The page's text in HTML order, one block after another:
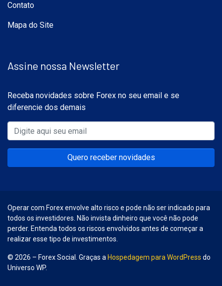
Contato
Mapa do Site
Assine nossa Newsletter
Receba novidades sobre Forex no seu email e se
diferencie dos demais
Quero receber novidades
Operar com Forex envolve alto risco e pode não ser indicado para
todos os investidores. Não invista dinheiro que você não pode
perder. Entenda todos os riscos envolvidos antes de começar a
realizar esse tipo de investimentos.
© 2026 – Forex Social. Graças a Hospedagem para WordPress do
Universo WP.